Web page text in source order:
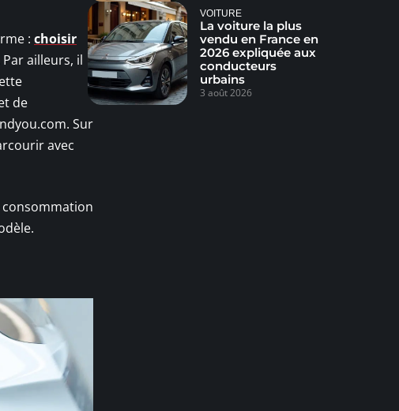
: choisir
ailleurs, il
de
Sur
avec
VOITURE
La voiture la plus
vendu en France en
2026 expliquée aux
conducteurs
urbains
3 août 2026